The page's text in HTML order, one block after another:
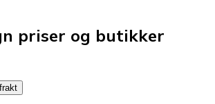
priser og butikker